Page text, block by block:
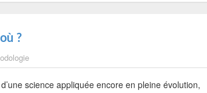
?
science appliquée encore en pleine évolution,